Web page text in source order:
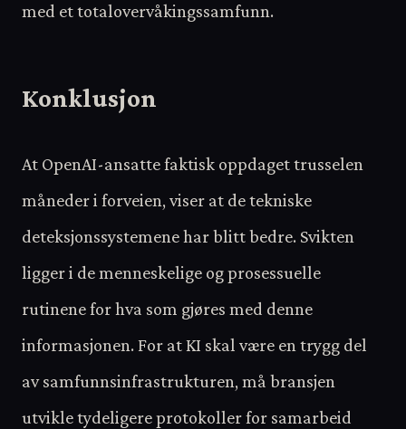
med et totalovervåkingssamfunn.
Konklusjon
At OpenAI-ansatte faktisk oppdaget trusselen
måneder i forveien, viser at de tekniske
deteksjonssystemene har blitt bedre. Svikten
ligger i de menneskelige og prosessuelle
rutinene for hva som gjøres med denne
informasjonen. For at KI skal være en trygg del
av samfunnsinfrastrukturen, må bransjen
utvikle tydeligere protokoller for samarbeid